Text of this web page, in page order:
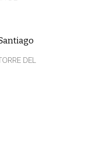
DEL